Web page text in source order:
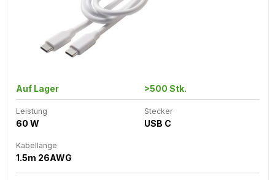
Auf Lager >500 Stk.
Leistung
60 W
Stecker
USB C
Kabellänge
1.5m 26AWG